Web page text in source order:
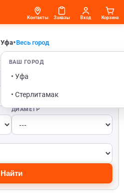
Уфа•Весь город
ВАШ ГОРОД
• Уфа
• Стерлитамак
Контакты Заказы Вход Корзина
ШИРИНА
ДИАМЕТР
Найти